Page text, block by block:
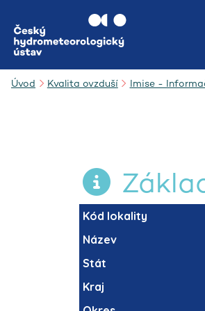
Úvod Kvalita ovzduší Imise -
Kód lokality
Název
Stát
Kraj